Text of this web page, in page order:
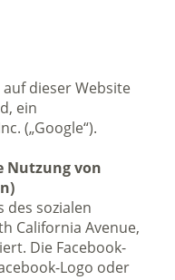
dieser Website
ein
(„Google“).
Nutzung von
des sozialen
California Avenue,
Die Facebook-
Logo oder